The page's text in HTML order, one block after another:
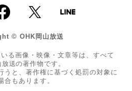
© OHK岡山放送
る画像・映像・文章等は、すべて
送の著作物です。
うと、著作権に基づく処罰の対象に
合もあります。